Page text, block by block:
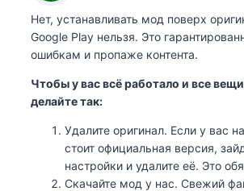
Нет, устанавливать мод поверх
Google Play нельзя. Это
ошибкам и пропаже контента.
Чтобы у вас всё работало и все
делайте так:
Удалите оригинал. Если у вас
стоит официальная версия,
настройки и удалите её. Это
Скачайте мод у нас. Свежий